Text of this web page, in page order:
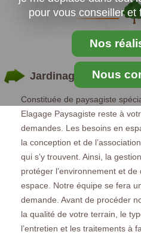
pour vous conseiller et
Nos
Nous
Jardinage : pour un
Constituée de paysagiste
Elagage Paysagiste reste à
demandes. Les besoins en
la conception et de
qui s’y trouvent. Ainsi, la
protéger l’environnement et
espace. Notre équipe se fera
demande. Avant de procéder
la qualité de votre terrain, le
l’entretien et les traitements à